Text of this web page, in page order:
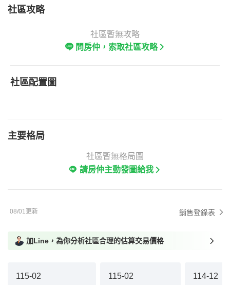
社區攻略
社區暫無攻略
問房仲，索取社區攻略
社區配置圖
主要格局
社區暫無格局圖
請房仲主動發圖給我
08/01更新 銷售登錄表
加Line，為你分析社區合理的估算交易價格
115-02 115-02 114-12